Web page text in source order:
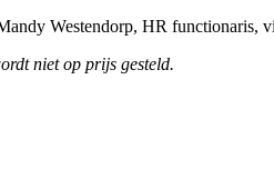
Westendorp, HR functionaris,
niet op prijs gesteld.